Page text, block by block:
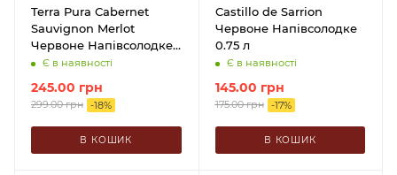
Terra Pura Сabernet
Sauvignon Merlot
Червоне Напівсолодке
0.75 л
Є в наявності
245.00 грн
299.00грн -18%
В КОШИК
Castillo de Sarrion
Червоне Напівсолодке
0.75 л
Є в наявності
145.00 грн
175.00грн -17%
В КОШИК